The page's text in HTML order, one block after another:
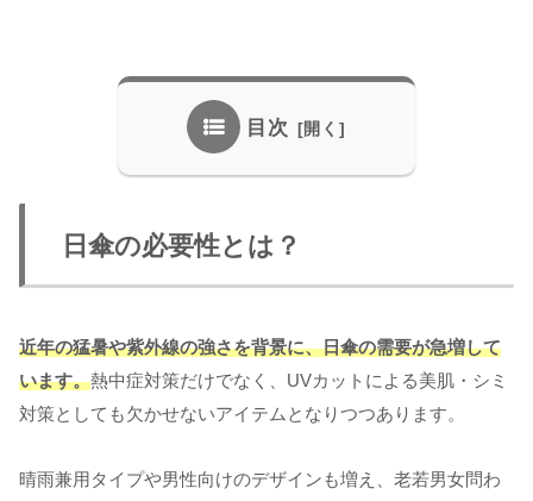
目次
日傘の必要性とは？
近年の猛暑や紫外線の強さを背景に、日傘の需要が急増して
います。熱中症対策だけでなく、UVカットによる美肌・シミ
対策としても欠かせないアイテムとなりつつあります。
晴雨兼用タイプや男性向けのデザインも増え、老若男女問わ